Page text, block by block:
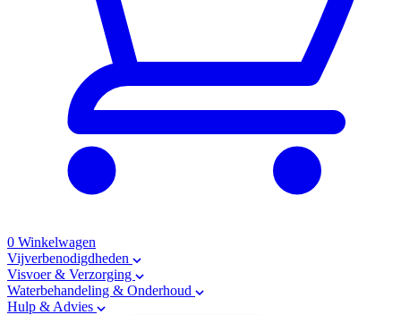
0 Winkelwagen
Vijverbenodigdheden
Visvoer & Verzorging
Waterbehandeling & Onderhoud
Hulp & Advies